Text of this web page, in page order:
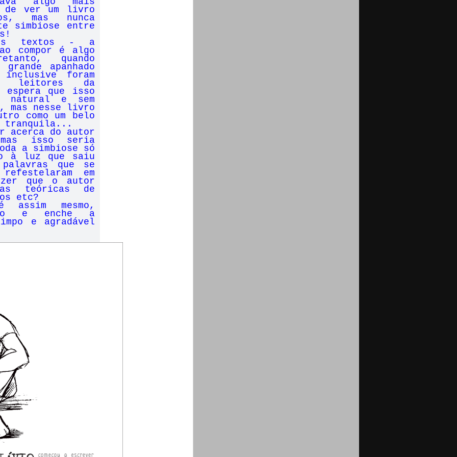
de ver um livro
mas nunca
simbiose entre
textos - a
compor é algo
quando
apanhado
foram
leitores da
que isso
natural e sem
mas nesse livro
como um belo
tranquila...
acerca do autor
isso seria
a simbiose só
à luz que saiu
que se
em
que o autor
teóricas de
etc?
mesmo,
e enche a
e agradável